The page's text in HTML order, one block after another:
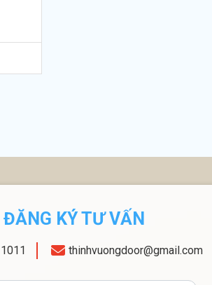
ĐĂNG KÝ TƯ VẤN
thinhvuongdoor@gmail.com